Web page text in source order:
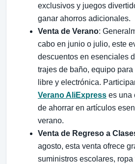
exclusivos y juegos
ganar ahorros adicionales.
Venta de Verano:
cabo en junio o julio, este
descuentos en esenciales
trajes de baño, equipo
libre y electrónica.
Verano AliExpress es una
de ahorrar en artículos
verano.
Venta de Regreso a
agosto, esta venta ofrece
suministros escolares,